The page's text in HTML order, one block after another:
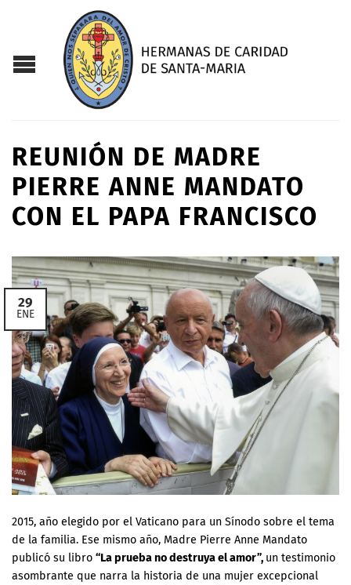
REUNIÓN DE MADRE
PIERRE ANNE MANDATO
CON EL PAPA FRANCISCO
29
ENE
2015, año elegido por el Vaticano para un Sínodo sobre el tema
de la familia. Ese mismo año, Madre Pierre Anne Mandato
publicó su libro “La prueba no destruya el amor”, un testimonio
asombrante que narra la historia de una mujer excepcional